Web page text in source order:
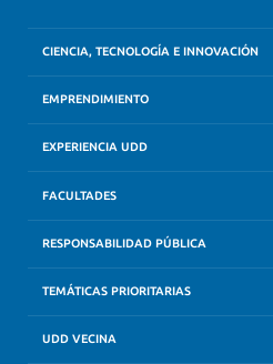
CIENCIA, TECNOLOGÍA E INNOVACIÓN
EMPRENDIMIENTO
EXPERIENCIA UDD
FACULTADES
RESPONSABILIDAD PÚBLICA
TEMÁTICAS PRIORITARIAS
UDD VECINA